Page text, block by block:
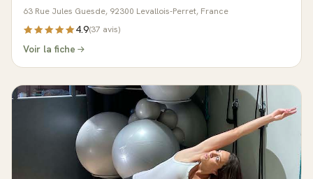
63 Rue Jules Guesde, 92300 Levallois-Perret, France
4.9(37 avis)
Voir la fiche